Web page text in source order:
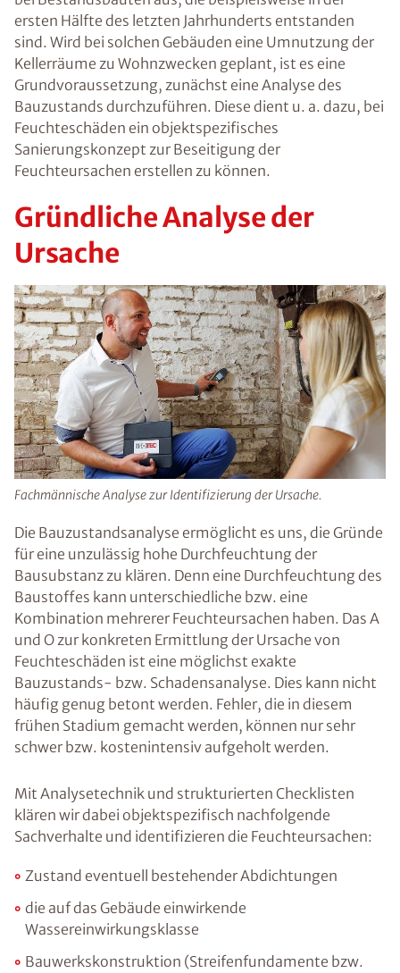
ersten Hälfte des letzten Jahrhunderts entstanden
sind. Wird bei solchen Gebäuden eine Umnutzung der
Kellerräume zu Wohnzwecken geplant, ist es eine
Grundvoraussetzung, zunächst eine Analyse des
Bauzustands durchzuführen. Diese dient u. a. dazu, bei
Feuchteschäden ein objektspezifisches
Sanierungskonzept zur Beseitigung der
Feuchteursachen erstellen zu können.
Gründliche Analyse der
Ursache
Fachmännische Analyse zur Identifizierung der Ursache.
Die Bauzustandsanalyse ermöglicht es uns, die Gründe
für eine unzulässig hohe Durchfeuchtung der
Bausubstanz zu klären. Denn eine Durchfeuchtung des
Baustoffes kann unterschiedliche bzw. eine
Kombination mehrerer Feuchteursachen haben. Das A
und O zur konkreten Ermittlung der Ursache von
Feuchteschäden ist eine möglichst exakte
Bauzustands- bzw. Schadensanalyse. Dies kann nicht
häufig genug betont werden. Fehler, die in diesem
frühen Stadium gemacht werden, können nur sehr
schwer bzw. kostenintensiv aufgeholt werden.
Mit Analysetechnik und strukturierten Checklisten
klären wir dabei objektspezifisch nachfolgende
Sachverhalte und identifizieren die Feuchteursachen:
Zustand eventuell bestehender Abdichtungen
die auf das Gebäude einwirkende
Wassereinwirkungsklasse
Bauwerkskonstruktion (Streifenfundamente bzw.